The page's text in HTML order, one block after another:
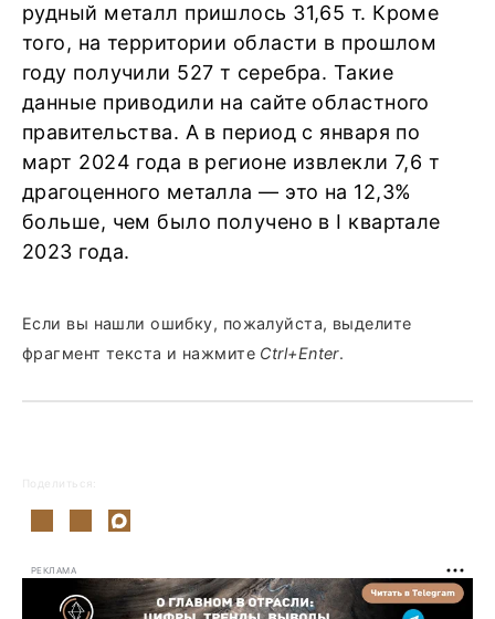
рудный металл пришлось 31,65 т. Кроме
того, на территории области в прошлом
году получили 527 т серебра. Такие
данные приводили на сайте областного
правительства. А в период с января по
март 2024 года в регионе извлекли 7,6 т
драгоценного металла — это на 12,3%
больше, чем было получено в I квартале
2023 года.
Если вы нашли ошибку, пожалуйста, выделите
фрагмент текста и нажмите Ctrl+Enter.
Поделиться:
РЕКЛАМА